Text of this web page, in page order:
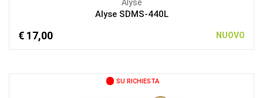
Alyse
Alyse SDMS-440L
€ 17,00 NUOVO
SU RICHIESTA